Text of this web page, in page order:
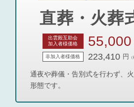
直葬・火葬
出雲殿互助会
加入者様価格
55,000
非加入者様価格 223,410 円
通夜や葬儀・告別式を行わず、
形態です。